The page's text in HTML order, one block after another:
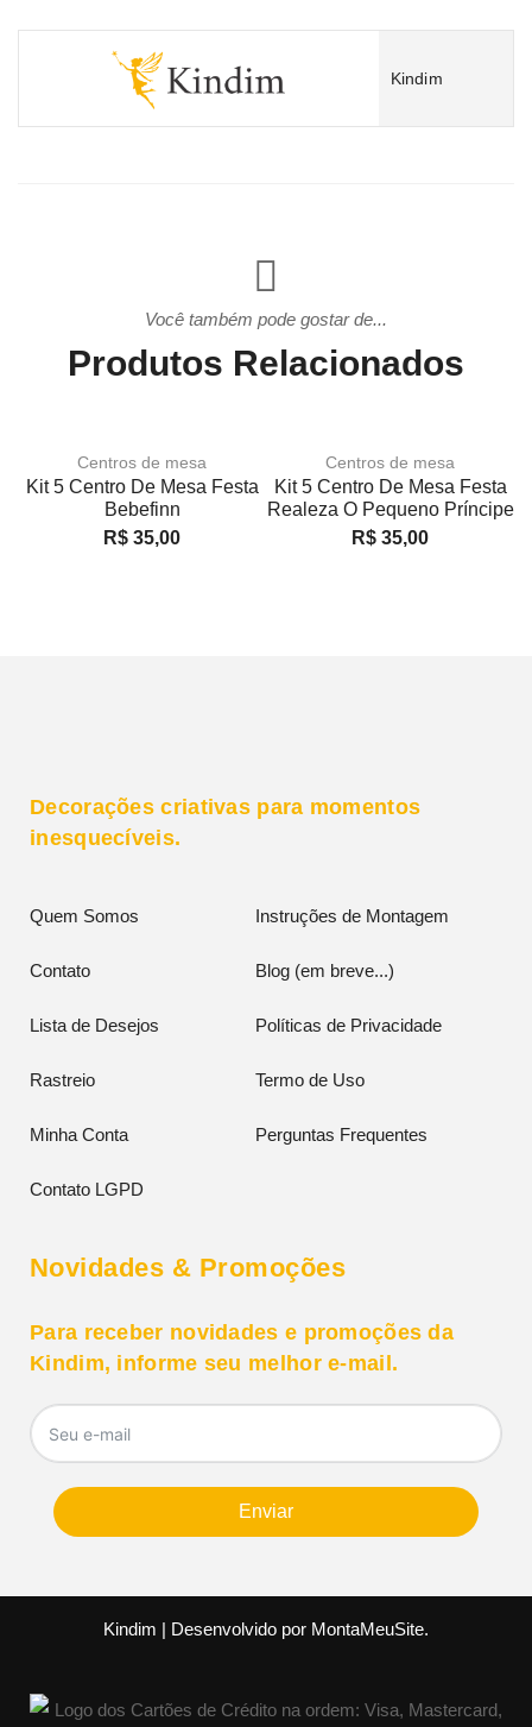
Kindim
Você também pode gostar de...
Produtos Relacionados
Centros de mesa
Kit 5 Centro De Mesa Festa
Bebefinn
R$ 35,00
Centros de mesa
Kit 5 Centro De Mesa Festa
Realeza O Pequeno Príncipe
R$ 35,00
Decorações criativas para momentos
inesquecíveis.
Quem Somos Instruções de Montagem
Contato Blog (em breve...)
Lista de Desejos Políticas de Privacidade
Rastreio Termo de Uso
Minha Conta Perguntas Frequentes
Contato LGPD
Novidades & Promoções
Para receber novidades e promoções da
Kindim, informe seu melhor e-mail.
Enviar
Kindim | Desenvolvido por MontaMeuSite.